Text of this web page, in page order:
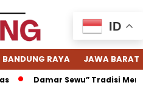
BANDUNG RAYA JAWA BARAT
Damar Sewu” Tradisi
ID